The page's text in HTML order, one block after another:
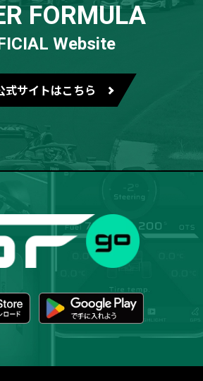
FORMULA
Website
式サイトはこちら